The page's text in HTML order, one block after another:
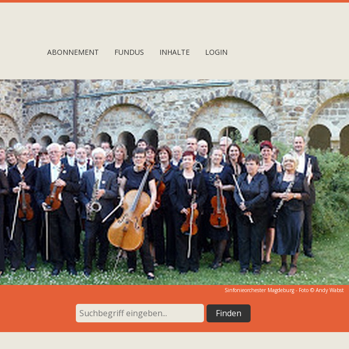
ABONNEMENT FUNDUS INHALTE LOGIN
Sinfonieorchester Magdeburg - Foto © Andy Wabst